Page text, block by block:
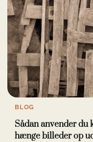
BLOG
Sådan anvender
hænge billeder op